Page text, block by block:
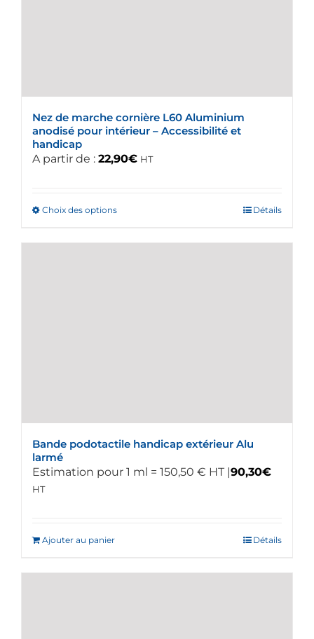
Nez de marche cornière L60 Aluminium
anodisé pour intérieur – Accessibilité et
handicap
A partir de : 22,90€ HT
Choix des optionsCe
a
produit
Détails
Bande podotactile handicap extérieur Alu
larmé
Estimation pour 1 ml = 150,50 € HT | 90,30€
HT
Ajouter au panier Détails